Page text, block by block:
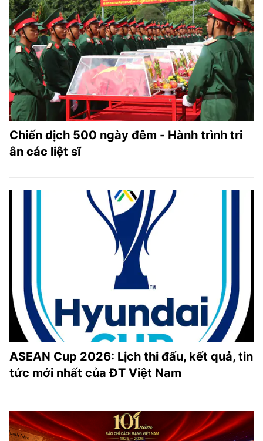
Chiến dịch 500 ngày đêm - Hành trình tri
ân các liệt sĩ
ASEAN Cup 2026: Lịch thi đấu, kết quả, tin
tức mới nhất của ĐT Việt Nam